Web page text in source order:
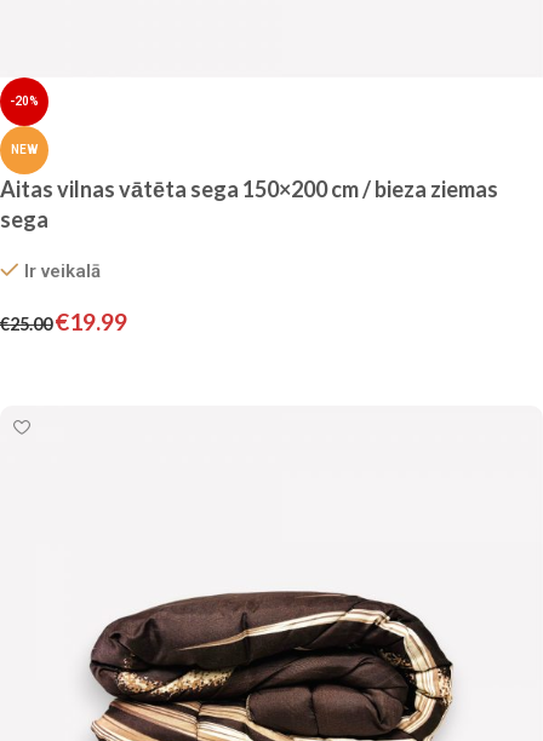
-20%
NEW
Aitas vilnas vātēta sega 150×200 cm / bieza ziemas
sega
Ir veikalā
€25.00€19.99